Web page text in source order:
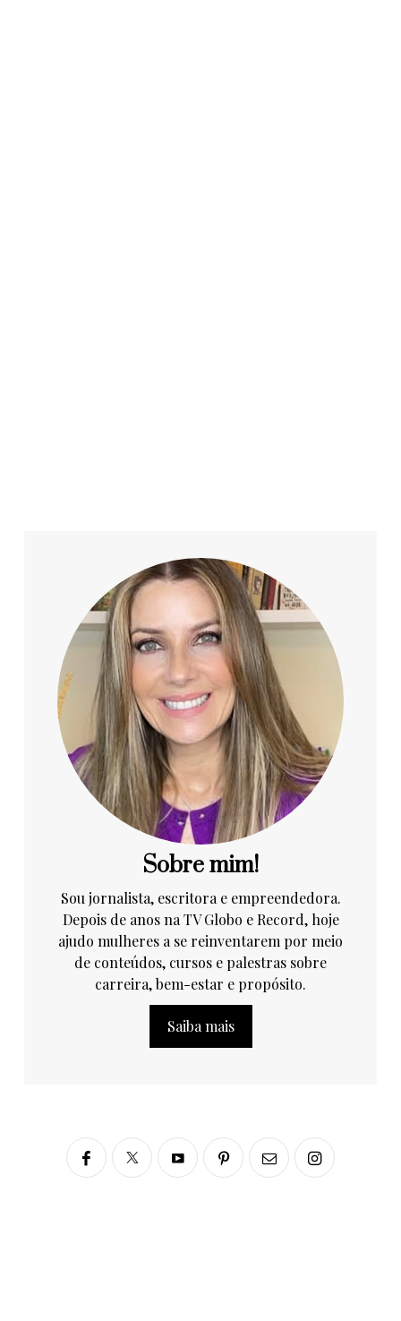
Sobre mim!
Sou jornalista, escritora e empreendedora.
Depois de anos na TV Globo e Record, hoje
ajudo mulheres a se reinventarem por meio
de conteúdos, cursos e palestras sobre
carreira, bem-estar e propósito.
Saiba mais